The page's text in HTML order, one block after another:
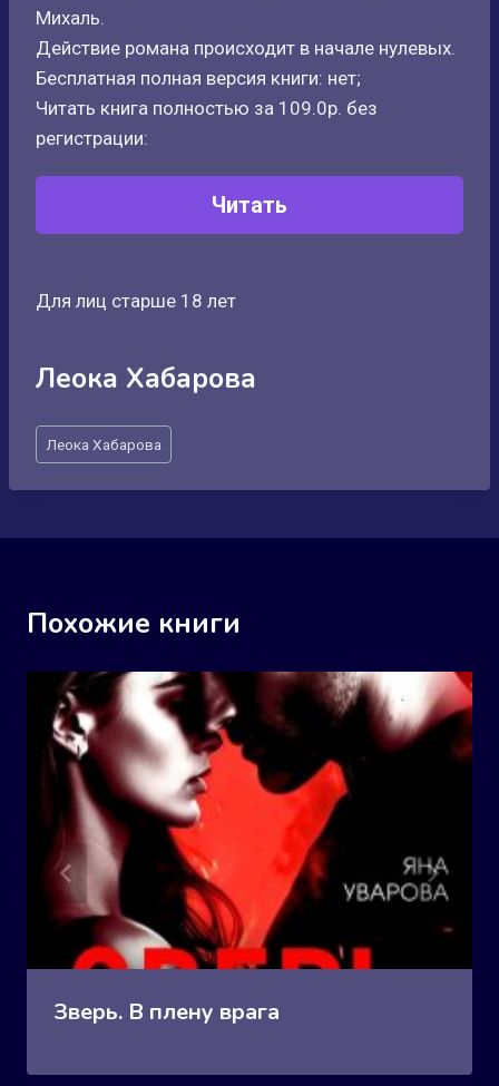
Михаль.
Действие романа происходит в начале нулевых.
Бесплатная полная версия книги: нет;
Читать книга полностью за 109.0р. без
регистрации:
Читать
Для лиц старше 18 лет
Леока Хабарова
Метки
записи:
Леока Хабарова
Похожие книги
Зверь. В плену врага